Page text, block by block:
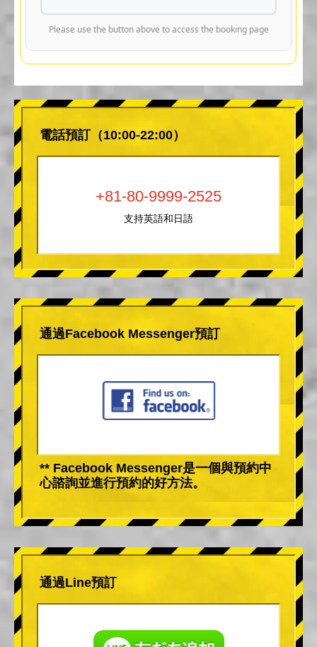
Please use the button above to access the booking page
電話預訂（10:00-22:00）
+81-80-9999-2525
支持英語和日語
通過Facebook Messenger預訂
** Facebook Messenger是一個與預約中
心諮詢並進行預約的好方法。
通過Line預訂